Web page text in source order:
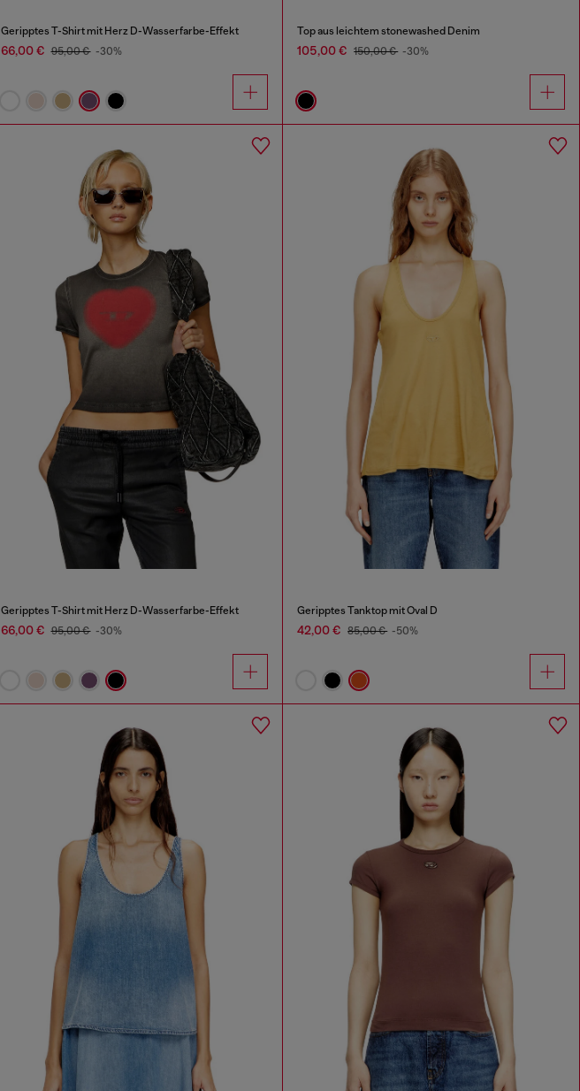
Geripptes T-Shirt mit Herz D-Wasserfarbe-Effekt
66,00 € 95,00 € -30%
Top aus leichtem stonewashed Denim
105,00 € 150,00 € -30%
Geripptes T-Shirt mit Herz D-Wasserfarbe-Effekt
66,00 € 95,00 € -30%
Geripptes Tanktop mit Oval D
42,00 € 85,00 € -50%